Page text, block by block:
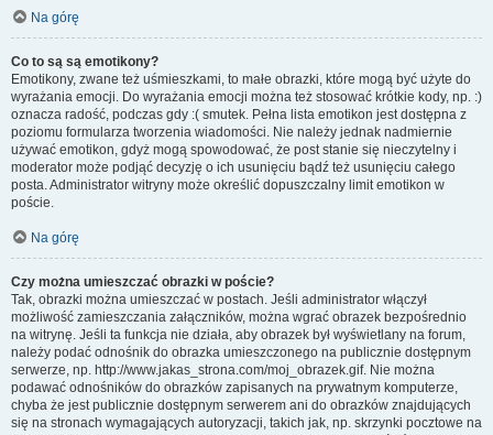
Na górę
Co to są są emotikony?
Emotikony, zwane też uśmieszkami, to małe obrazki, które mogą być użyte do
wyrażania emocji. Do wyrażania emocji można też stosować krótkie kody, np. :)
oznacza radość, podczas gdy :( smutek. Pełna lista emotikon jest dostępna z
poziomu formularza tworzenia wiadomości. Nie należy jednak nadmiernie
używać emotikon, gdyż mogą spowodować, że post stanie się nieczytelny i
moderator może podjąć decyzję o ich usunięciu bądź też usunięciu całego
posta. Administrator witryny może określić dopuszczalny limit emotikon w
poście.
Na górę
Czy można umieszczać obrazki w poście?
Tak, obrazki można umieszczać w postach. Jeśli administrator włączył
możliwość zamieszczania załączników, można wgrać obrazek bezpośrednio
na witrynę. Jeśli ta funkcja nie działa, aby obrazek był wyświetlany na forum,
należy podać odnośnik do obrazka umieszczonego na publicznie dostępnym
serwerze, np. http://www.jakas_strona.com/moj_obrazek.gif. Nie można
podawać odnośników do obrazków zapisanych na prywatnym komputerze,
chyba że jest publicznie dostępnym serwerem ani do obrazków znajdujących
się na stronach wymagających autoryzacji, takich jak, np. skrzynki pocztowe na